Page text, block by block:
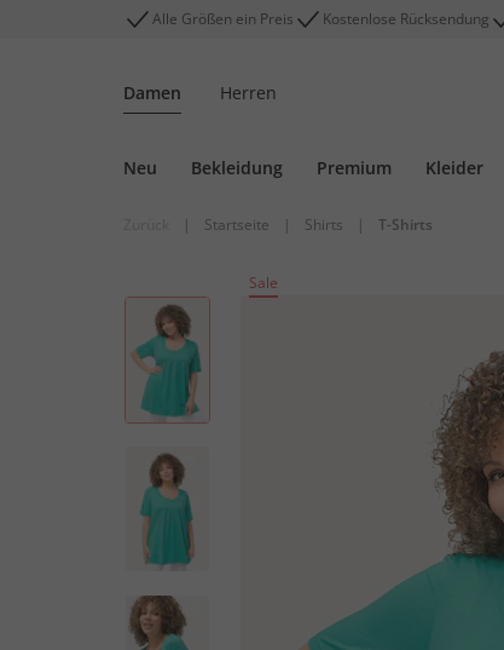
Alle Größen ein Preis Kostenlose Rücksendung
Damen Herren
Neu Bekleidung Premium Kleider
| Startseite | Shirts | T-Shirts
Sale